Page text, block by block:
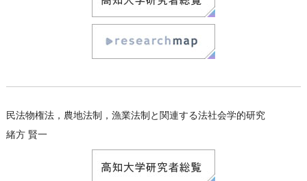
民法物権法，農地法制，漁業法制と関連する法社会学的研究
緒方 賢一